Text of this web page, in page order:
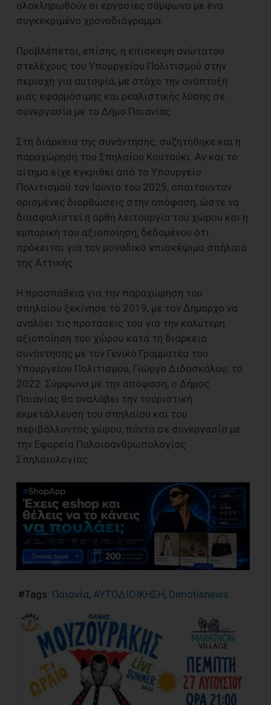
ολοκληρωθούν οι εργασίες σύμφωνα με ένα
συγκεκριμένο χρονοδιάγραμμα.
Προβλέπεται, επίσης, η επίσκεψη ανώτατου
στελέχους του Υπουργείου Πολιτισμού στην
περιοχή για αυτοψία, με στόχο την ανάπτυξη
μιας εφαρμόσιμης και ρεαλιστικής λύσης σε
συνεργασία με το Δήμο Παιανίας.
Στη διάρκεια της συνάντησης, συζητήθηκε και η
παραχώρηση του Σπηλαίου Κουτούκι. Αν και το
αίτημα είχε εγκριθεί από το Υπουργείο
Πολιτισμού τον Ιούνιο του 2025, απαιτούνταν
ορισμένες διορθώσεις στην απόφαση, ώστε να
διασφαλιστεί η ορθή λειτουργία του χώρου και η
εμπορική του αξιοποίηση, δεδομένου ότι
πρόκειται για τον μοναδικό επισκέψιμο σπήλαιο
της Αττικής.
Η προσπάθεια για την παραχώρηση του
σπηλαίου ξεκίνησε το 2019, με τον Δήμαρχο να
αναλύει τις προτάσεις του για την καλύτερη
αξιοποίηση του χώρου κατά τη διάρκεια
συνάντησης με τον Γενικό Γραμματέα του
Υπουργείου Πολιτισμού, Γιώργο Διδασκάλου, το
2022. Σύμφωνα με την απόφαση, ο Δήμος
Παιανίας θα αναλάβει την τουριστική
εκμετάλλευση του σπηλαίου και του
περιβάλλοντος χώρου, πάντα σε συνεργασία με
την Εφορεία Παλαιοανθρωπολογίας
Σπηλαιολογίας.
#Tags: Παιανία, ΑΥΤΟΔΙΟΙΚΗΣΗ, Dimotisnews